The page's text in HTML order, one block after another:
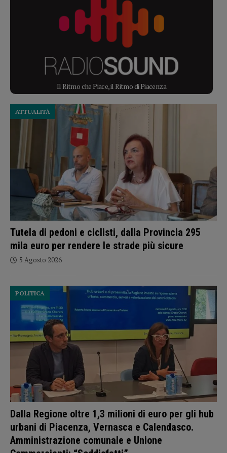
Il Ritmo che Piace, il Ritmo di Piacenza
Tutela di pedoni e ciclisti, dalla Provincia 295
mila euro per rendere le strade più sicure
ATTUALITÀ
5 Agosto 2026
Dalla Regione oltre 1,3 milioni di euro per gli hub
urbani di Piacenza, Vernasca e Calendasco.
Amministrazione comunale e Unione
POLITICA